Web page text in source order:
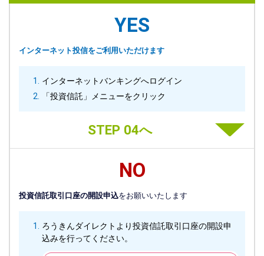
YES
インターネット投信をご利用いただけます
インターネットバンキングへログイン
「投資信託」メニューをクリック
STEP 04へ
NO
投資信託取引口座の開設申込をお願いいたします
ろうきんダイレクトより投資信託取引口座の開設申
込みを行ってください。